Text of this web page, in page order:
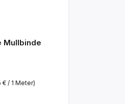
Mullbinde
€ / 1 Meter)